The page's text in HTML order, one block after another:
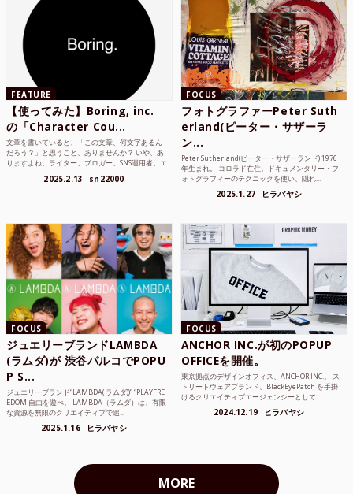
FEATURE
【使ってみた】Boring, inc.
の「Character Cou...
文章を書いていると、「この文章、何文字あるん
だろう？」と思うこと、ありませんか？ いや、あ
りますよね。ライター、ブロガー、SNS運用者、エ
2025.2.13 sn22000
FOCUS
フォトグラファーPeter Suth
erland(ピーター・サザーラ
ン...
Peter Sutherland(ピーター・サザーランド) 1976
年生まれ。 コロラド在住。ドキュメンタリー・フ
ォトグラフィーのテクニックを使い、隠れ...
2025.1.27 ヒラバヤシ
FOCUS
ジュエリーブランドLAMBDA
(ラムダ)が 渋谷パルコでPOPU
P S...
ジュエリーブランド“LAMBDA( ラムダ))” “PLAYFRE
EDOM 自由を遊べ。 LAMBDA（ラムダ）は、有限
な資源を無限のクリエイティブで追...
2025.1.16 ヒラバヤシ
FOCUS
ANCHOR INC.が初のPOPUP
OFFICEを開催。
東京拠点のデザインオフィス、ANCHOR INC.。 ス
トリートウェアブランド、BlackEyePatch を手掛
けるクリエイティブエージェンシーとして...
2024.12.19 ヒラバヤシ
MORE